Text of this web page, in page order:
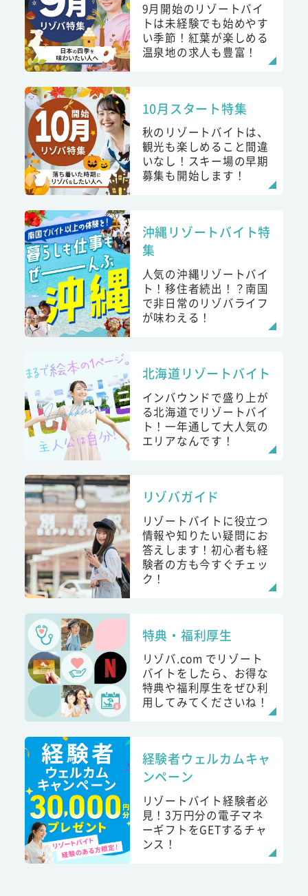
9月開始のリゾートバイ
トは未経験でも始めやす
い季節！紅葉が楽しめる
温泉地の求人も豊富！
10月スタート特集
秋のリゾートバイトは、
観光も楽しめること間違
いなし！スキー場の早期
募集も開始します！
沖縄リゾートバイト特
集
人気の沖縄リゾートバイ
ト！移住者続出！？南国
で非日常のリゾバライフ
が味わえる！
北海道リゾートバイト
インバウンドで盛り上が
る北海道でリゾートバイ
ト！一年通して大人気の
エリアなんです！
リゾバガイド
リゾートバイトに役立つ
情報や知りたい疑問にお
答えします！初心者も経
験者の方も今すぐチェッ
ク！
特典・福利厚生
リゾバ.com でリゾート
バイトをしたら、お得な
特典や福利厚生をぜひ利
用してみてくださいね！
経験者ウェルカムキャ
ンペーン
リゾートバイト経験者必
見！3万円分の電子マネ
ーギフトをGETするチャ
ンス！